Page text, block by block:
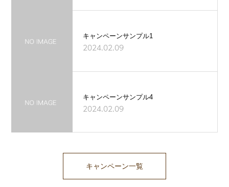
キャンペーンサンプル1
2024.02.09
キャンペーンサンプル4
2024.02.09
キャンペーン一覧